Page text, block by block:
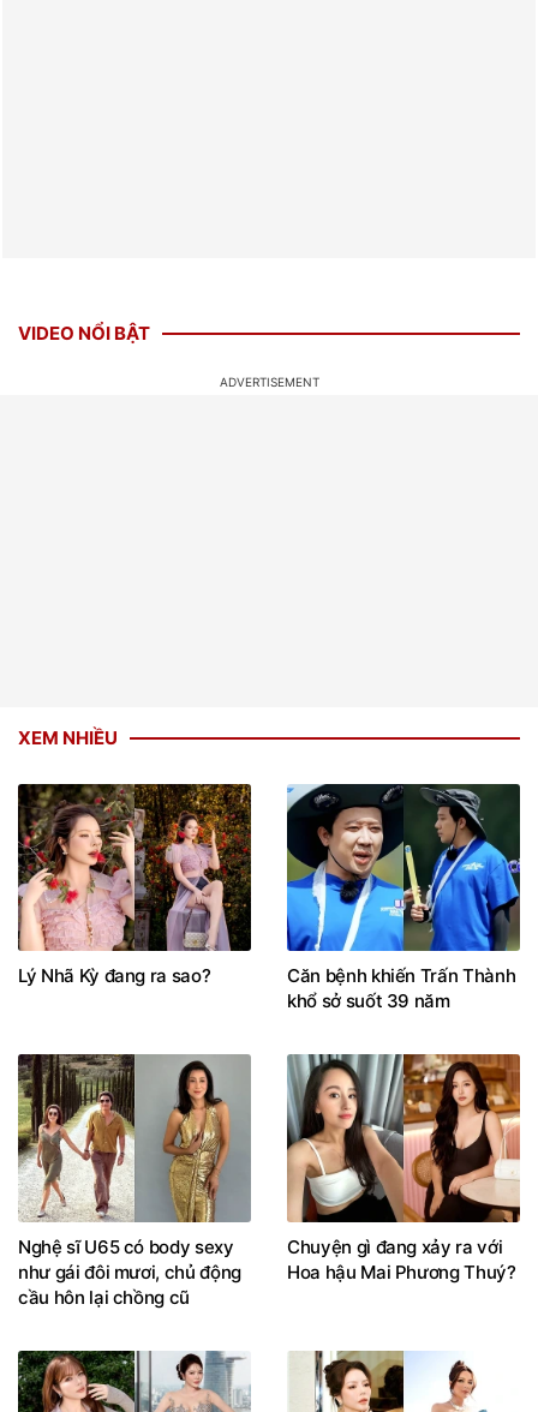
VIDEO NỔI BẬT
XEM NHIỀU
khổ sở suốt 39 năm
Nghệ sĩ U65 có body sexy
cầu hôn lại chồng cũ